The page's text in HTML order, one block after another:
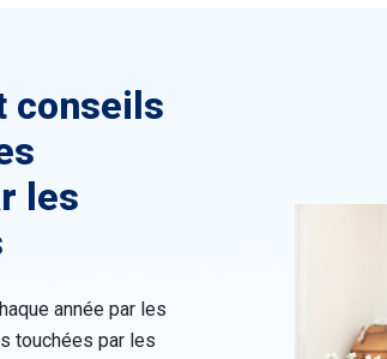
conseils
les
année par les
touchées par les